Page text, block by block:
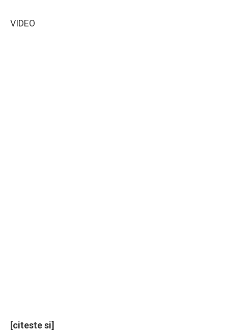
VIDEO
[citeste si]